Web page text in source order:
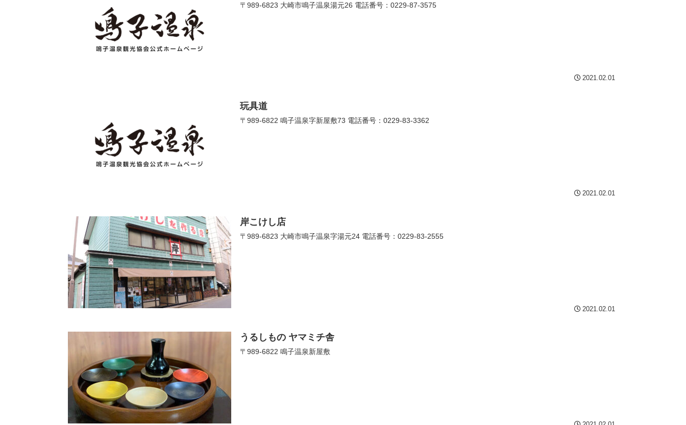
〒989-6823 大崎市鳴子温泉湯元26 電話番号：0229-87-3575
2021.02.01
玩具道
〒989-6822 鳴子温泉字新屋敷73 電話番号：0229-83-3362
2021.02.01
岸こけし店
〒989-6823 大崎市鳴子温泉字湯元24 電話番号：0229-83-2555
2021.02.01
うるしもの ヤマミチ舎
〒989-6822 鳴子温泉新屋敷